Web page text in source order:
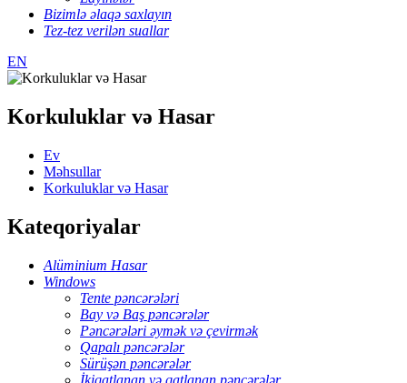
Bizimlə əlaqə saxlayın
Tez-tez verilən suallar
EN
Korkuluklar və Hasar
Ev
Məhsullar
Korkuluklar və Hasar
Kateqoriyalar
Alüminium Hasar
Windows
Tente pəncərələri
Bay və Baş pəncərələr
Pəncərələri əymək və çevirmək
Qapalı pəncərələr
Sürüşən pəncərələr
İkiqatlanan və qatlanan pəncərələr